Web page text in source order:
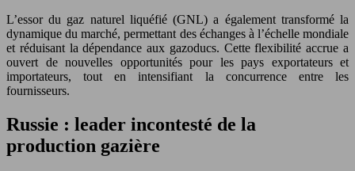
L’essor du gaz naturel liquéfié (GNL) a également transformé la
dynamique du marché, permettant des échanges à l’échelle mondiale
et réduisant la dépendance aux gazoducs. Cette flexibilité accrue a
ouvert de nouvelles opportunités pour les pays exportateurs et
importateurs, tout en intensifiant la concurrence entre les
fournisseurs.
Russie : leader incontesté de la
production gazière